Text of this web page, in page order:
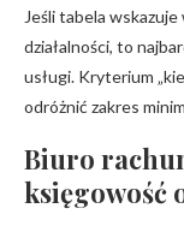
Jeśli tabela
działalności, to
usługi. Kryterium
odróżnić zakres
Biuro
księgowość